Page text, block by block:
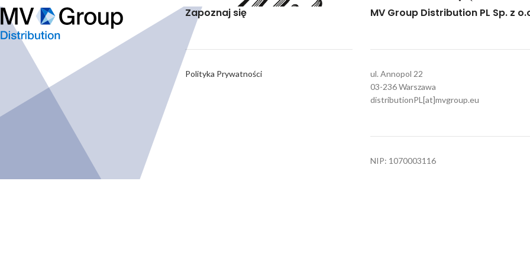
Zapoznaj się
Polityka Prywatności
MV Group Distribution PL Sp. z
ul. Annopol 22
03-236 Warszawa
distributionPL[at]mvgroup.eu
NIP: 1070003116